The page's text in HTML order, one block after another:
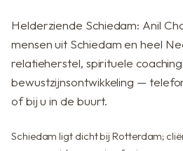
Helderziende Schiedam: Anil
mensen uit Schiedam en heel
relatieherstel, spirituele
bewustzijnsontwikkeling —
of bij u in de buurt.
Schiedam ligt dicht bij Rotterdam;